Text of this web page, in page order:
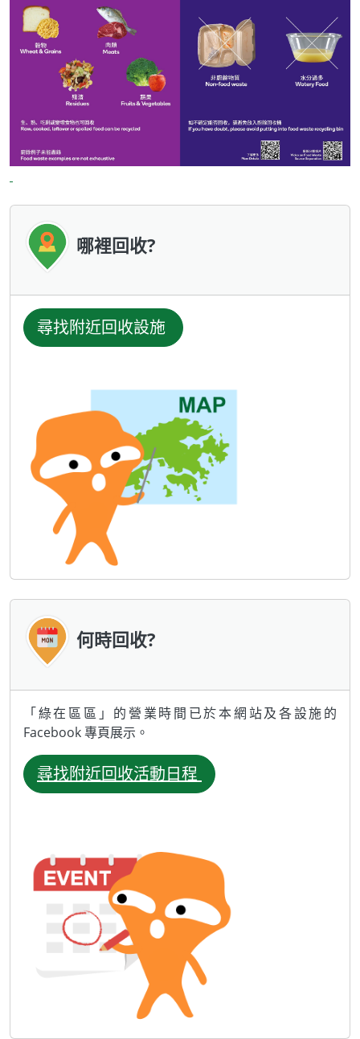
哪裡回收?
尋找附近回收設施
何時回收?
「綠在區區」的營業時間已於本網站及各設施的
Facebook 專頁展示。
尋找附近回收活動日程